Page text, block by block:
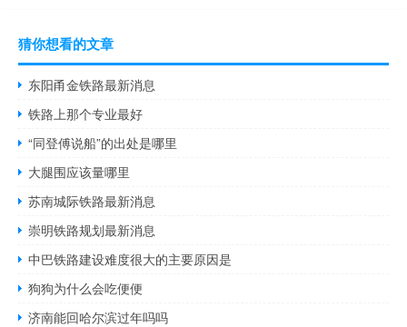
猜你想看的文章
东阳甬金铁路最新消息
铁路上那个专业最好
“同登傅说船”的出处是哪里
大腿围应该量哪里
苏南城际铁路最新消息
崇明铁路规划最新消息
中巴铁路建设难度很大的主要原因是
狗狗为什么会吃便便
济南能回哈尔滨过年吗吗